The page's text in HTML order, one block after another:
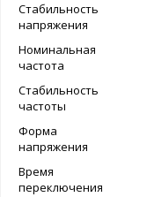
Стабильность
напряжения
Номинальная
частота
Стабильность
частоты
Форма
напряжения
Время
переключения